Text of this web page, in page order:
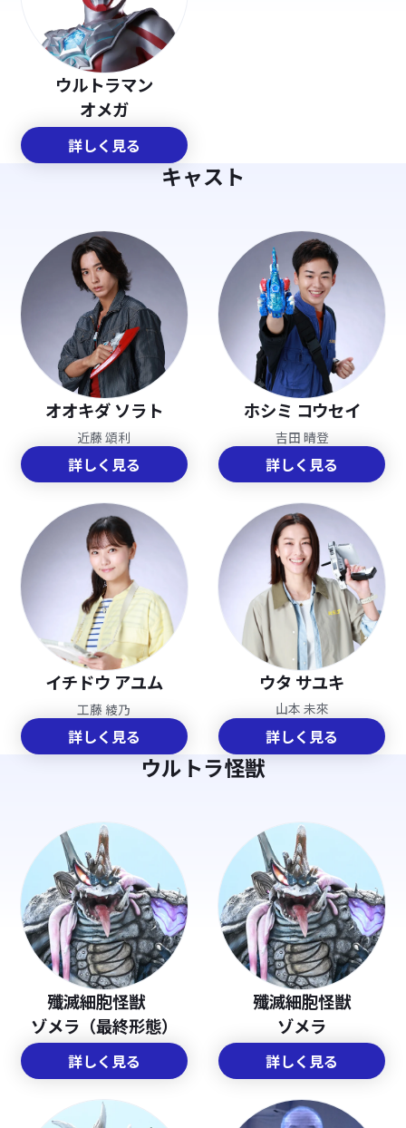
ウルトラマン
オメガ
詳しく見る
キャスト
オオキダ ソラト
近藤 頌利
詳しく見る
ホシミ コウセイ
吉田 晴登
詳しく見る
イチドウ アユム
工藤 綾乃
詳しく見る
ウタ サユキ
山本 未來
詳しく見る
ウルトラ怪獣
殲滅細胞怪獣
ゾメラ（最終形態）
詳しく見る
殲滅細胞怪獣
ゾメラ
詳しく見る